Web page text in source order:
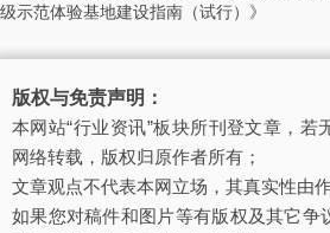
级示范体验基地建设指南（试行）》
版权与免责声明：
本网站“行业资讯”板块所刊登文章，若
网络转载，版权归原作者所有；
文章观点不代表本网立场，其真实性由
如果您对稿件和图片等有版权及其它争